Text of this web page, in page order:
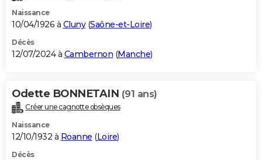
Naissance
10/04/1926 à Cluny(Saône-et-Loire)
Décès
12/07/2024 à Cambernon (Manche)
Odette BONNETAIN (91 ans)
Créer une cagnotte obsèques
Naissance
12/10/1932 à Roanne (Loire)
Décès